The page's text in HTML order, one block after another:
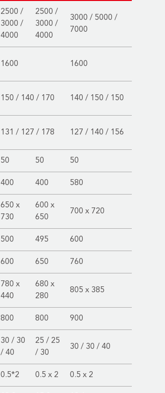
2500 /
3000 /
4000
2500 /
3000 /
4000
3000 / 5000 /
7000
1600 1600
150 / 140 / 170 140 / 150 / 150
131 / 127 / 178 127 / 140 / 156
50 50 50
400 400 580
650 x
730
600 x
650
700 x 720
500 495 600
600 650 760
780 x
440
680 x
280
805 x 385
800 800 900
30 / 30
/ 40
25 / 25
/ 30
30 / 30 / 40
0.5*2 0.5 x 2 0.5 x 2